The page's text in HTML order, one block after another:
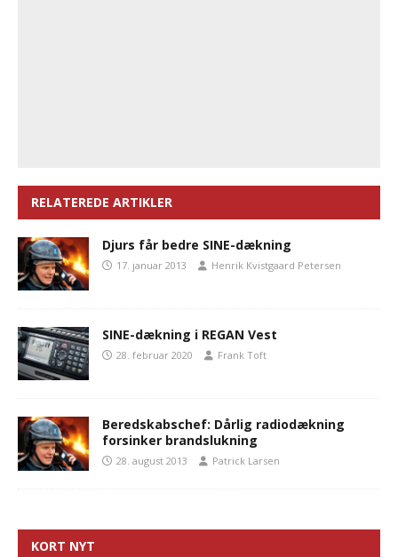
RELATEREDE ARTIKLER
Djurs får bedre SINE-dækning
17. januar 2013 Henrik Kvistgaard Petersen
SINE-dækning i REGAN Vest
28. februar 2020 Frank Toft
Beredskabschef: Dårlig radiodækning
forsinker brandslukning
28. august 2013 Patrick Larsen
KORT NYT